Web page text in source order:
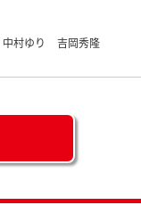
中村ゆり
吉岡秀隆